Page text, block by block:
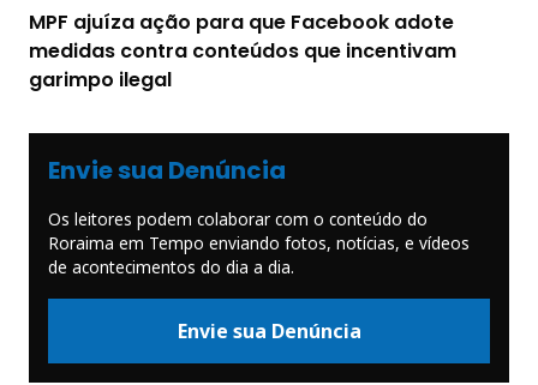
MPF ajuíza ação para que Facebook adote
medidas contra conteúdos que incentivam
garimpo ilegal
Envie sua Denúncia
Os leitores podem colaborar com o conteúdo do
Roraima em Tempo enviando fotos, notícias, e vídeos
de acontecimentos do dia a dia.
Envie sua Denúncia